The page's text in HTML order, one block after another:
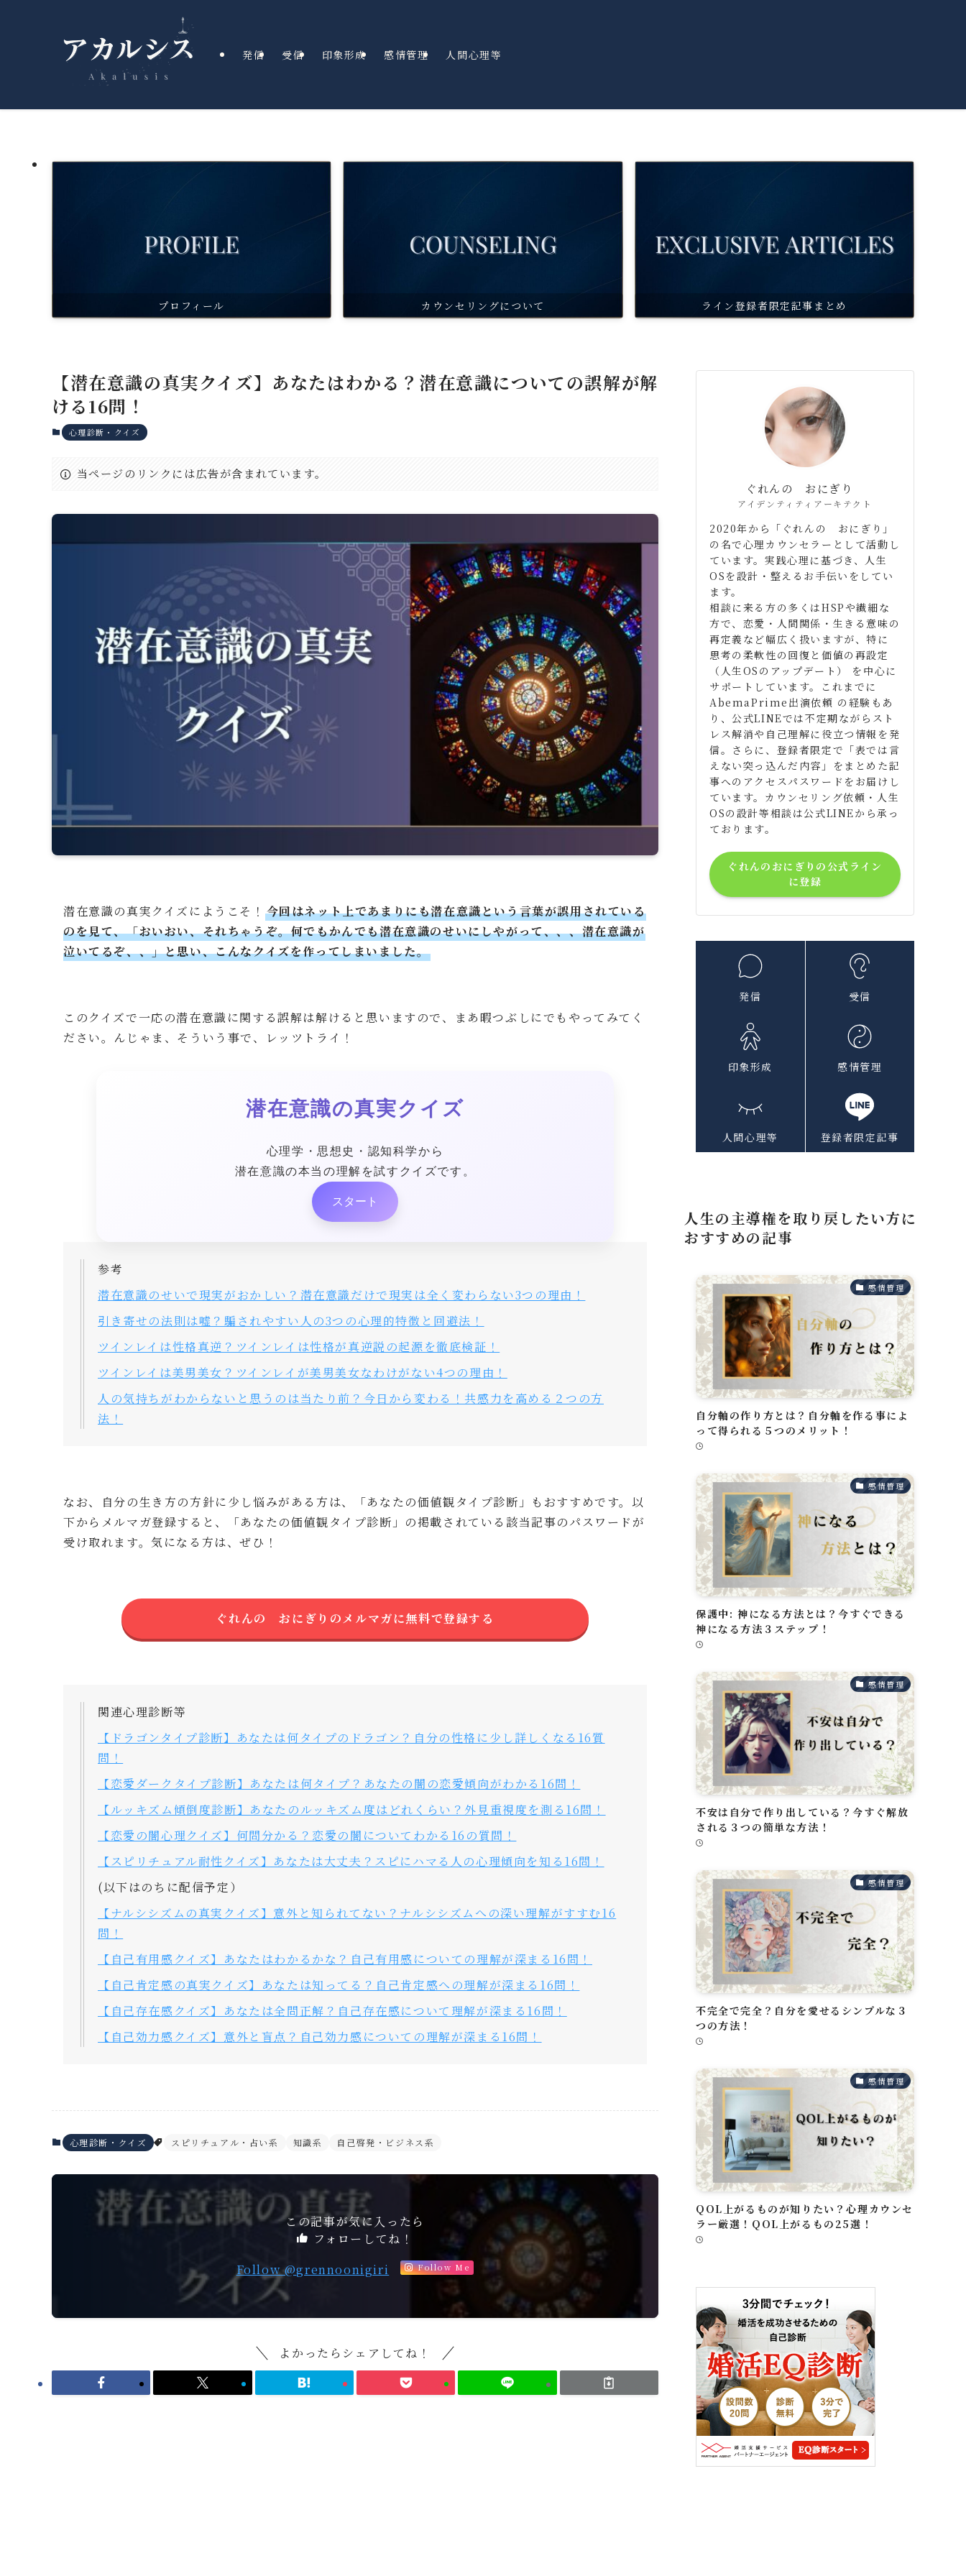
発信 受信 印象形成 感情管理 人間心理等
プロフィール カウンセリングについて ライン登録者限定記事まとめ
【潜在意識の真実クイズ】あなたはわかる？潜在意識についての誤解が解
ける16問！
心理診断・クイズ
当ページのリンクには広告が含まれています。
潜在意識の真実クイズにようこそ！ 今回はネット上であまりにも潜在意識という言葉が誤用されている
のを見て、「おいおい、それちゃうぞ。何でもかんでも潜在意識のせいにしやがって、、、潜在意識が
泣いてるぞ、、」と思い、こんなクイズを作ってしまいました。
このクイズで一応の潜在意識に関する誤解は解けると思いますので、まあ暇つぶしにでもやってみてく
ださい。んじゃま、そういう事で、レッツトライ！
潜在意識の真実クイズ
心理学・思想史・認知科学から
潜在意識の本当の理解を試すクイズです。
スタート
参考
潜在意識のせいで現実がおかしい？潜在意識だけで現実は全く変わらない3つの理由！
引き寄せの法則は嘘？騙されやすい人の3つの心理的特徴と回避法！
ツインレイは性格真逆？ツインレイは性格が真逆説の起源を徹底検証！
ツインレイは美男美女？ツインレイが美男美女なわけがない4つの理由！
人の気持ちがわからないと思うのは当たり前？今日から変わる！共感力を高める２つの方
法！
なお、自分の生き方の方針に少し悩みがある方は、「あなたの価値観タイプ診断」もおすすめです。以
下からメルマガ登録すると、「あなたの価値観タイプ診断」の掲載されている該当記事のパスワードが
受け取れます。気になる方は、ぜひ！
ぐれんの おにぎりのメルマガに無料で登録する
関連心理診断等
【ドラゴンタイプ診断】あなたは何タイプのドラゴン？自分の性格に少し詳しくなる16質
問！
【恋愛ダークタイプ診断】あなたは何タイプ？あなたの闇の恋愛傾向がわかる16問！
【ルッキズム傾倒度診断】あなたのルッキズム度はどれくらい？外見重視度を測る16問！
【恋愛の闇心理クイズ】何問分かる？恋愛の闇についてわかる16の質問！
【スピリチュアル耐性クイズ】あなたは大丈夫？スピにハマる人の心理傾向を知る16問！
(以下はのちに配信予定）
【ナルシシズムの真実クイズ】意外と知られてない？ナルシシズムへの深い理解がすすむ16
問！
【自己有用感クイズ】あなたはわかるかな？自己有用感についての理解が深まる16問！
【自己肯定感の真実クイズ】あなたは知ってる？自己肯定感への理解が深まる16問！
【自己存在感クイズ】あなたは全問正解？自己存在感について理解が深まる16問！
【自己効力感クイズ】意外と盲点？自己効力感についての理解が深まる16問！
心理診断・クイズ スピリチュアル・占い系 知識系 自己啓発・ビジネス系
この記事が気に入ったら
フォローしてね！
Follow @grennoonigiri
Follow Me
よかったらシェアしてね！
ぐれんの おにぎり
アイデンティティアーキテクト
2020年から「ぐれんの おにぎり」
の名で心理カウンセラーとして活動し
ています。実践心理に基づき、人生
OSを設計・整えるお手伝いをしてい
ます。
相談に来る方の多くはHSPや繊細な
方で、恋愛・人間関係・生きる意味の
再定義など幅広く扱いますが、特に
思考の柔軟性の回復と価値の再設定
（人生OSのアップデート） を中心に
サポートしています。これまでに
AbemaPrime出演依頼 の経験もあ
り、公式LINEでは不定期ながらスト
レス解消や自己理解に役立つ情報を発
信。さらに、登録者限定で「表では言
えない突っ込んだ内容」をまとめた記
事へのアクセスパスワードをお届けし
ています。カウンセリング依頼・人生
OSの設計等相談は公式LINEから承っ
ております。
ぐれんのおにぎりの公式ライン
に登録
発信 受信
印象形成 感情管理
人間心理等 登録者限定記事
人生の主導権を取り戻したい方に
おすすめの記事
感情管理
自分軸の作り方とは？自分軸を作る事によ
って得られる５つのメリット！
感情管理
保護中: 神になる方法とは？今すぐできる
神になる方法３ステップ！
感情管理
不安は自分で作り出している？今すぐ解放
される３つの簡単な方法！
感情管理
不完全で完全？自分を愛せるシンプルな３
つの方法！
感情管理
QOL上がるものが知りたい？心理カウンセ
ラー厳選！QOL上がるもの25選！